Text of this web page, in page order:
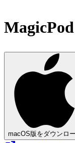
MagicPod
macOS版をダウンロ